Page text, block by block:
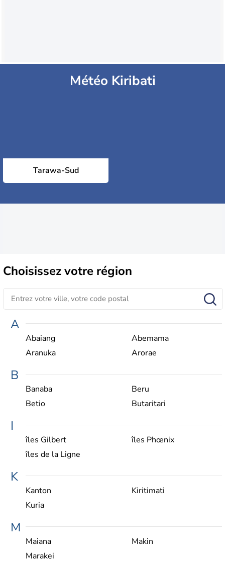
Météo Kiribati
Tarawa-Sud
Choisissezvotre région
A
Abaiang
Abemama
Aranuka
Arorae
B
Banaba
Beru
Betio
Butaritari
I
îles Gilbert
îles Phœnix
îles de la Ligne
K
Kanton
Kiritimati
Kuria
M
Maiana
Makin
Marakei